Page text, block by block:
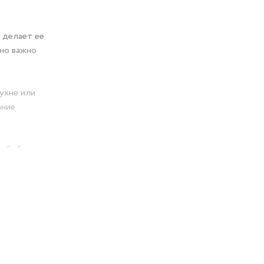
ее
важно
или
кто